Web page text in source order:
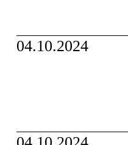
04.10.2024